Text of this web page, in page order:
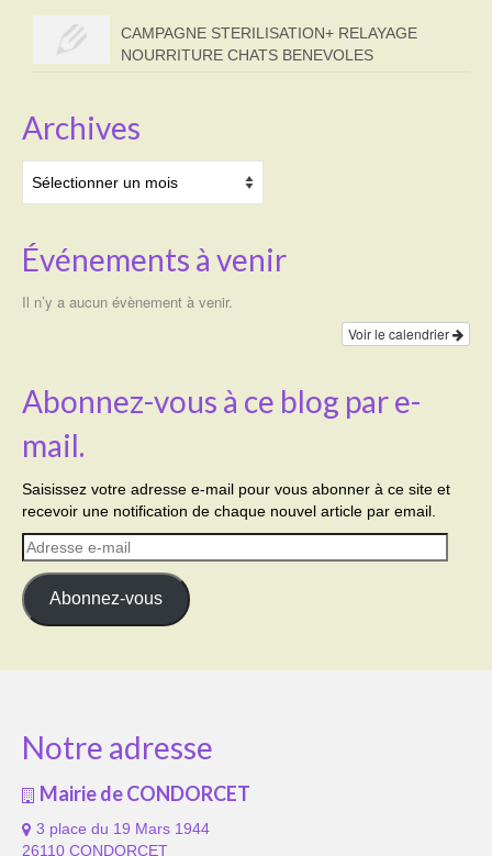
CAMPAGNE STERILISATION+ RELAYAGE
NOURRITURE CHATS BENEVOLES
Archives
Événements à venir
Il n’y a aucun évènement à venir.
Voir le calendrier
Abonnez-vous à ce blog par e-
mail.
Saisissez votre adresse e-mail pour vous abonner à ce site et
recevoir une notification de chaque nouvel article par email.
Adresse
e-
mail
Abonnez-vous
Notre adresse
Mairie de CONDORCET
3 place du 19 Mars 1944
26110 CONDORCET